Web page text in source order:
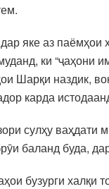
дар яке аз
ки “ҷаҳони
Шарқи наздик,
карда
сулҳу
баланд буда,
бузурги халқи